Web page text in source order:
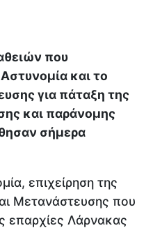
που
και το
για πάταξη της
και παράνομης
σήμερα
επιχείρηση της
Μετανάστευσης που
επαρχίες Λάρνακας